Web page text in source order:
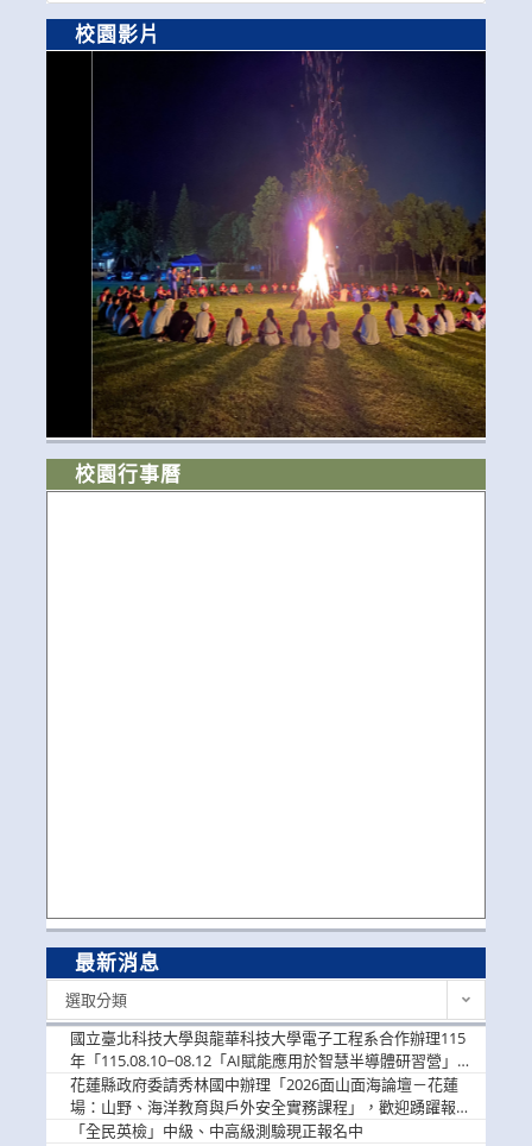
校園影片
校園行事曆
最新消息
選取分類
國立臺北科技大學與龍華科技大學電子工程系合作辦理115
年「115.08.10~08.12「AI賦能應用於智慧半導體研習營」，
歡迎學生踴躍報名參加
花蓮縣政府委請秀林國中辦理「2026面山面海論壇－花蓮
場：山野、海洋教育與戶外安全實務課程」，歡迎踴躍報名
參加
「全民英檢」中級、中高級測驗現正報名中